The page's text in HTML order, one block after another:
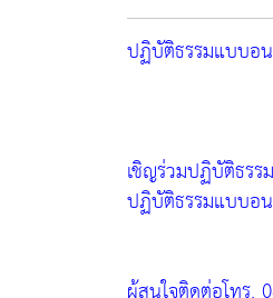
ปฏิบัติธรรมแบบอ
เชิญร่วมปฏิบัติธร
ปฏิบัติธรรมแบบอ